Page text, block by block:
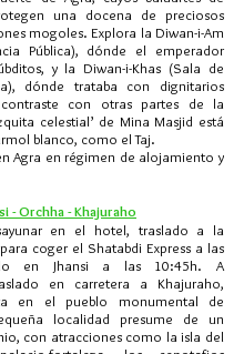
una docena de preciosos
mogoles. Explora la Diwan-i-Am
Pública), dónde el emperador
y la Diwan-i-Khas (Sala de
dónde trataba con dignitarios
con otras partes de la
celestial’ de Mina Masjid está
blanco, como el Taj.
Agra en régimen de alojamiento y
- Orchha - Khajuraho
en el hotel, traslado a la
coger el Shatabdi Express a las
en Jhansi a las 10:45h. A
en carretera a Khajuraho,
en el pueblo monumental de
localidad presume de un
con atracciones como la isla del